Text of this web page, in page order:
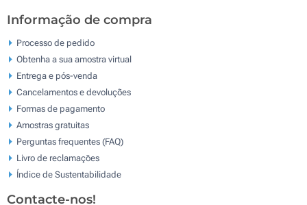
Informação de compra
Processo de pedido
Obtenha a sua amostra virtual
Entrega e pós-venda
Cancelamentos e devoluções
Formas de pagamento
Amostras gratuitas
Perguntas frequentes (FAQ)
Livro de reclamaçōes
Índice de Sustentabilidade
Contacte-nos!